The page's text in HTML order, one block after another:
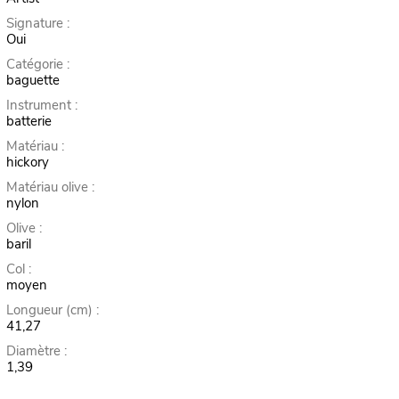
Signature :
Oui
Catégorie :
baguette
Instrument :
batterie
Matériau :
hickory
Matériau olive :
nylon
Olive :
baril
Col :
moyen
Longueur (cm) :
41,27
Diamètre :
1,39